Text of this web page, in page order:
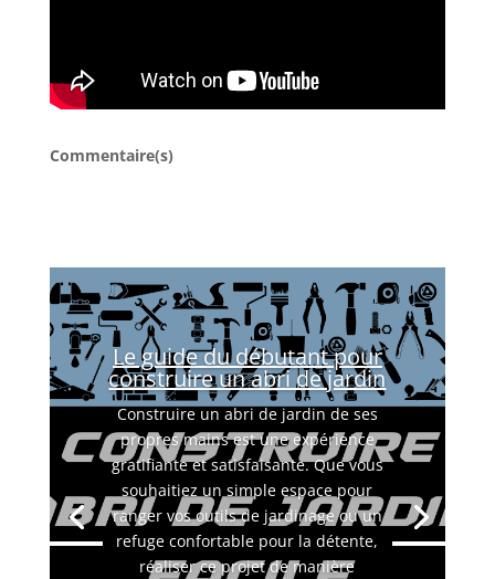
Commentaire(s)
Le guide du débutant pour
construire un abri de jardin
Construire un abri de jardin de ses
propres mains est une expérience
gratifiante et satisfaisante. Que vous
souhaitiez un simple espace pour
ranger vos outils de jardinage ou un
refuge confortable pour la détente,
réaliser ce projet de manière